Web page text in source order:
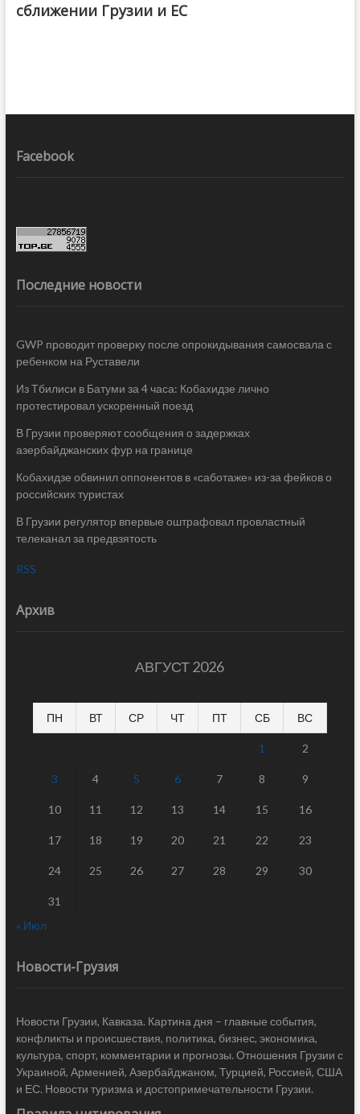
сближении Грузии и ЕС
Facebook
Последние новости
GWP проводит проверку после опрокидывания самосвала с
ребенком на Руставели
Из Тбилиси в Батуми за 4 часа: Кобахидзе лично
протестировал ускоренный поезд
В Грузии проверяют сообщения о задержках
азербайджанских фур на границе
Кобахидзе обвинил оппонентов в «саботаже» из-за фейков о
российских туристах
В Грузии регулятор впервые оштрафовал провластный
телеканал за предвзятость
RSS
Архив
АВГУСТ 2026
ПН ВТ СР ЧТ ПТ СБ ВС
1 2
3 4 5 6 7 8 9
10 11 12 13 14 15 16
17 18 19 20 21 22 23
24 25 26 27 28 29 30
31
« Июл
Новости-Грузия
Новости Грузии, Кавказа. Картина дня – главные события,
конфликты и происшествия, политика, бизнес, экономика,
культура, спорт, комментарии и прогнозы. Отношения Грузии с
Украиной, Арменией, Азербайджаном, Турцией, Россией, США
и ЕС. Новости туризма и достопримечательности Грузии.